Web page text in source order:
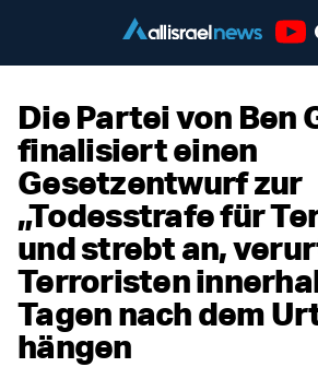
Die Partei von Ben
finalisiert einen
Gesetzentwurf zur
„Todesstrafe für
und strebt an,
Terroristen
Tagen nach dem
hängen